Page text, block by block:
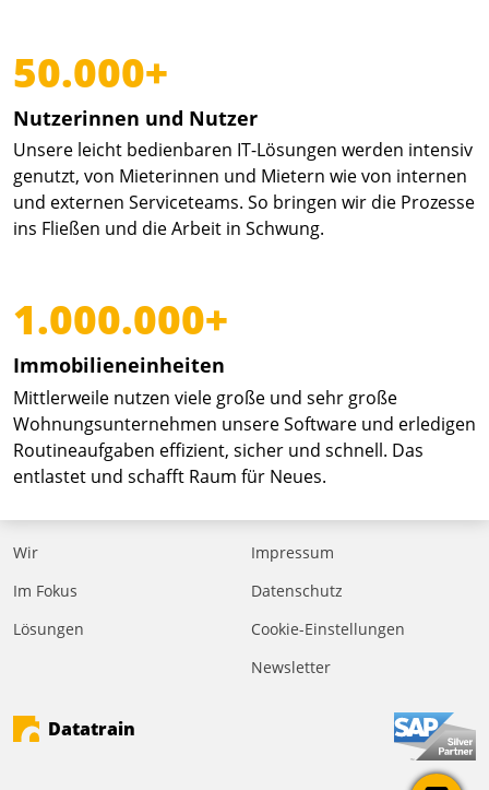
50.000+
Nutzerinnen und Nutzer
Unsere leicht bedienbaren IT-Lösungen werden intensiv
genutzt, von Mieterinnen und Mietern wie von internen
und externen Serviceteams. So bringen wir die Prozesse
ins Fließen und die Arbeit in Schwung.
1.000.000+
Immobilieneinheiten
Mittlerweile nutzen viele große und sehr große
Wohnungsunternehmen unsere Software und erledigen
Routineaufgaben effizient, sicher und schnell. Das
entlastet und schafft Raum für Neues.
Wir
Im Fokus
Lösungen
Impressum
Datenschutz
Cookie-Einstellungen
Newsletter
Datatrain